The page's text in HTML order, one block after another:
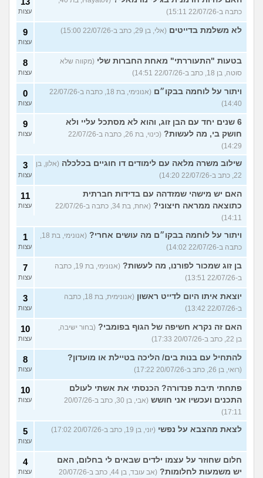
כתבה ב-22/07/26 15:11)
עצות
לא משלמת בדייטים (אלי, בן 29, כתב ב-22/07/26 15:00) 9
עצות
בטעות "התעוררתי" מאחת החברות שלי (מקווה שלא
סוטה, בן 18, כתב ב-22/07/26 14:51)
8
עצות
ויתור על לוחמה בבקו״ם
(אנונימי, בת 18, כתבה ב-22/07/26
14:40)
0
עצות
6 שנים יחד עם הבן זוג, והוא לא מסתכל עליי ולא
חושק בי, מה לעשות?
(כינוי, בת 26, כתבה ב-22/07/26
14:29)
9
עצות
שילוב משרה מלאה עם לימודים דו חוגיים בכלכלה (אלון, בן
22, כתב ב-22/07/26 14:20)
3
עצות
האם יש מישהי שמזדהה עם בדידות חברתית
כתוצאה ממראה חיצוני?
(אחת, בת 34, כתבה ב-22/07/26
14:11)
11
עצות
ויתור על לוחמה בבקו״ם מה עושים אחרי?
(אנונימי, בת 18,
כתבה ב-22/07/26 14:02)
1
עצות
בן זוג שמכור לפורנו, מה לעשות?
(אנונימי, בת 19, כתבה
ב-22/07/26 13:51)
7
עצות
יוצאת איתו היום לדייט ראשון
(אנונימית, בת 18, כתבה
ב-22/07/26 13:42)
3
עצות
האם זה נקרא חשיפה של הגוף בפומבי? (בחור ישיבה,
בן 22, כתב ב-20/07/26 17:33)
10
עצות
להתחיל עם בנות בים/ הליכה בטיילת או מועדון?
(רואי, בן 26, כתב ב-20/07/26 17:22)
8
עצות
פתחתי תיבת פנדורה? הכנסתי את אשתי לעולם
התכנים ועכשיו אני חושש
(אבי, בן 30, כתב ב-20/07/26
17:11)
10
עצות
לצאת מהצבא על נפשי (יוני, בן 19, כתב ב-20/07/26 17:02) 5
עצות
חלום שחוזר על עצמו ילדים שבאים לי בחלום, האם
יש משמעות לחלומות?
(אב עובד, בן 44, כתב ב-20/07/26
4
עצות